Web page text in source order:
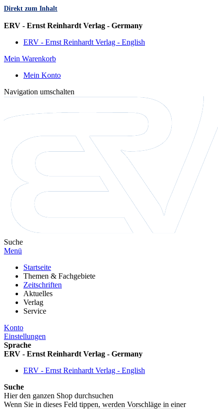
Direkt zum Inhalt
ERV - Ernst Reinhardt Verlag - Germany
ERV - Ernst Reinhardt Verlag - English
Mein Warenkorb
Mein Konto
Navigation umschalten
Suche
Menü
Startseite
Themen & Fachgebiete
Zeitschriften
Aktuelles
Verlag
Service
Konto
Einstellungen
Sprache
ERV - Ernst Reinhardt Verlag - Germany
ERV - Ernst Reinhardt Verlag - English
Suche
Hier den ganzen Shop durchsuchen
Wenn Sie in dieses Feld tippen, werden Vorschläge in einer